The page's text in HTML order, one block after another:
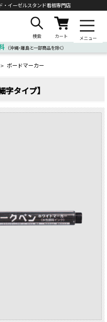
・ イーゼルスタンド看板専門店
検索 カート メニュー
（沖縄・離島と一部商品を除く）
> ボードマーカー
タイプ】